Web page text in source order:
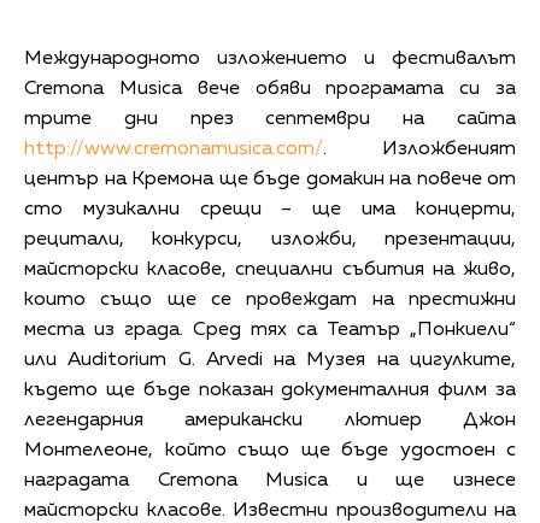
Международното изложението и фестивалът
Cremona Musica вече обяви програмата си за
трите дни през септември на сайта
http://www.cremonamusica.com/. Изложбеният
център на Кремона ще бъде домакин на повече от
сто музикални срещи – ще има концерти,
рецитали, конкурси, изложби, презентации,
майсторски класове, специални събития на живо,
които също ще се провеждат на престижни
места из града. Сред тях са Театър „Понкиели“
или Auditorium G. Arvedi на Музея на цигулките,
където ще бъде показан документалния филм за
легендарния американски лютиер Джон
Монтелеоне, който също ще бъде удостоен с
наградата Cremona Musica и ще изнесе
майсторски класове. Известни производители на